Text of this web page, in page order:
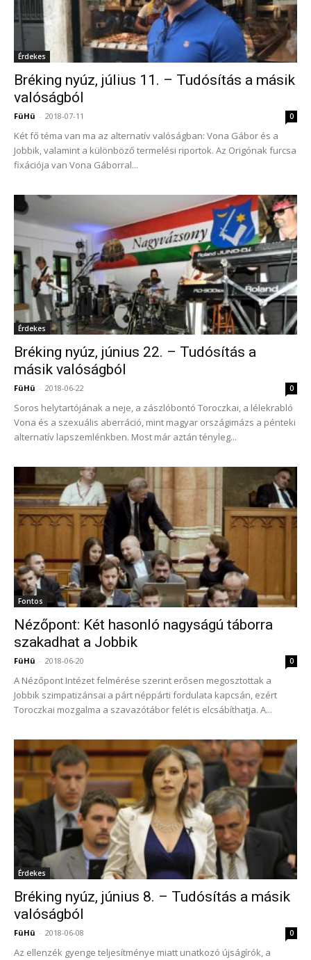
Érdekes
Bréking nyúz, július 11. – Tudósítás a másik
valóságból
FüHü - 2018-07-11 0
Két fő téma van ma az alternatív valóságban: Vona Gábor és a
Jobbik, valamint a különböző termelési riportok. Az Origónak furcsa
fixációja van Vona Gáborral...
Érdekes
Bréking nyúz, június 22. – Tudósítás a
másik valóságból
FüHü - 2018-06-22 0
Soros helytartójának a neje, a zászlóbontó Toroczkai, a lélekrabló
Vona és a szexuális aberráció, mint magyar országimázs a pénteki
alternatív lapszemlénkben. Most már aztán tényleg...
Fontos
Nézőpont: Két hasonló nagyságú táborra
szakadhat a Jobbik
FüHü - 2018-06-20 0
A Nézőpont Intézet felmérése szerint erősen megosztottak a
Jobbik szimpatizánsai a párt néppárti fordulata kapcsán, ezért
Toroczkai mozgalma a szavazótábor felét is elcsábíthatja. A...
Érdekes
Bréking nyúz, június 8. – Tudósítás a másik
valóságból
FüHü - 2018-06-08 0
Az ellenzék gyenge teljesítménye miatt unatkozó újságírók, a